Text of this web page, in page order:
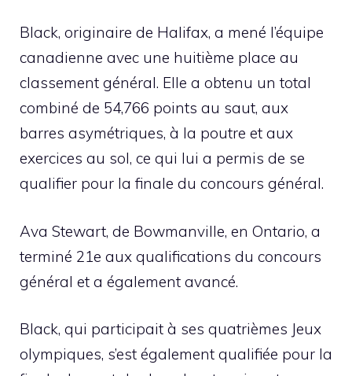
Black, originaire de Halifax, a mené l’équipe
canadienne avec une huitième place au
classement général. Elle a obtenu un total
combiné de 54,766 points au saut, aux
barres asymétriques, à la poutre et aux
exercices au sol, ce qui lui a permis de se
qualifier pour la finale du concours général.
Ava Stewart, de Bowmanville, en Ontario, a
terminé 21e aux qualifications du concours
général et a également avancé.
Black, qui participait à ses quatrièmes Jeux
olympiques, s’est également qualifiée pour la